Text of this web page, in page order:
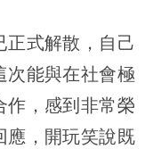
正式解散，自己
次能與在社會極
作，感到非常榮
應，開玩笑說既